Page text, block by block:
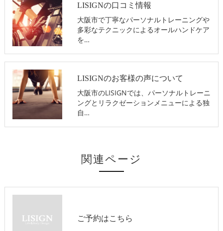
LISIGNの口コミ情報
大阪市で丁寧なパーソナルトレーニングや
多彩なテクニックによるオールハンドケア
を…
LISIGNのお客様の声について
大阪市のLISIGNでは、パーソナルトレーニ
ングとリラクゼーションメニューによる独
自…
関連ページ
ご予約はこちら